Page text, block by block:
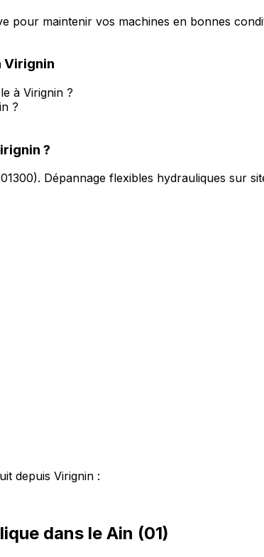
pour maintenir vos machines en bonnes
Virignin
à Virignin ?
?
?
01300). Dépannage flexibles hydrauliques sur
depuis Virignin :
dans le Ain (01)